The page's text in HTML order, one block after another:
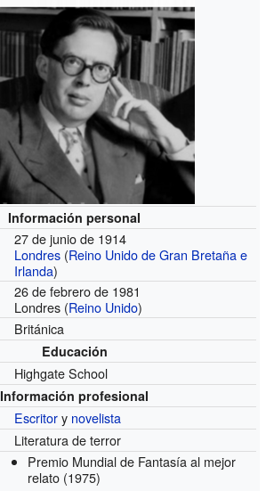
Información personal
27 de junio de 1914
Londres (Reino Unido de Gran Bretaña e
Irlanda)
26 de febrero de 1981
Londres (Reino Unido)
Británica
Educación
Highgate School
Información profesional
Escritory novelista
Literatura de terror
Premio Mundial de Fantasía al mejor
relato (1975)